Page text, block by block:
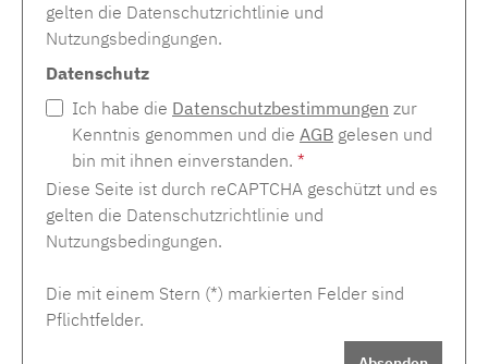
gelten die Datenschutzrichtlinie und
Nutzungsbedingungen.
Datenschutz
Ich habe die Datenschutzbestimmungen zur
Kenntnis genommen und die AGB gelesen und
bin mit ihnen einverstanden. *
Diese Seite ist durch reCAPTCHA geschützt und es
gelten die Datenschutzrichtlinie und
Nutzungsbedingungen.
Die mit einem Stern (*) markierten Felder sind
Pflichtfelder.